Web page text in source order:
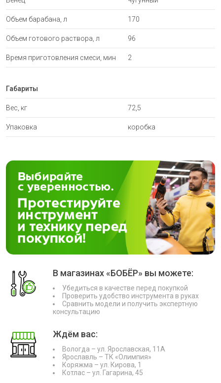
Объем барабана, л 170
Объем готового раствора, л 96
Время приготовления смеси, мин 2
Габариты
Вес, кг 72,5
Упаковка коробка
В магазинах «БОБЁР» вы можете:
Убедиться в качестве перед покупкой
Проверить удобство инструмента в руках
Сравнить модели и получить экспертную
консультацию
Ждём вас:
Вологда – ул. Ярославская, 11А
Ярославль – ТК «Олимпия»
Коряжма – ул. Кирова, 1
Котлас – ул. Гагарина, 45